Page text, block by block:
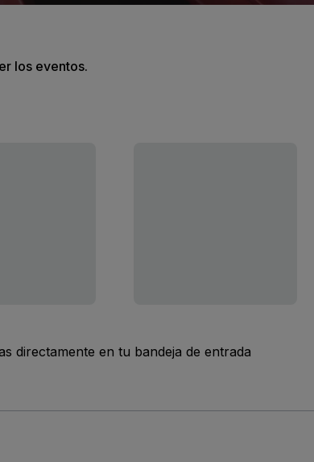
los eventos.
directamente en tu bandeja de entrada